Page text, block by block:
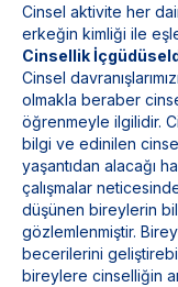
Cinsel aktivite her
erkeğin kimliği ile
Cinsellik
Cinsel
olmakla beraber
öğrenmeyle ilgilidir.
bilgi ve edinilen
yaşantıdan alacağı
çalışmalar
düşünen bireylerin
gözlemlenmiştir.
becerilerini
bireylere cinselliğin